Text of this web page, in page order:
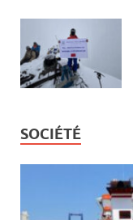
SOCIÉTÉ